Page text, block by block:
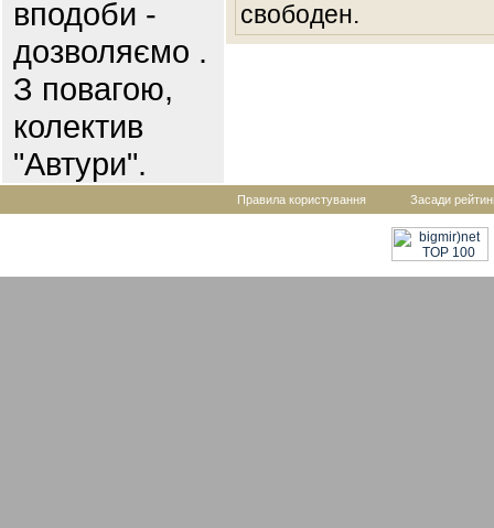
вподоби -
дозволяємо .
З повагою,
колектив
"Автури".
свободен.
Правила користування Засади